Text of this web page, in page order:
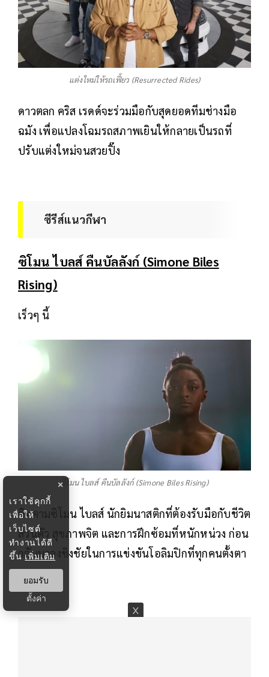
แต่งใหม่ให้รถเฟี้ยว (Resurrected Rides)
ดาวตลก คริส เรดด์จะร่วมมือกับสุดยอดทีมช่างมือ
ฉมัง เพื่อแปลงโฉมรถสภาพเยินให้กลายเป็นรถที่
ปรับแต่งใหม่จนสวยปิ๊ง
ซีรีส์แนวกีฬา
ซิโมน ไบลส์ คืนบัลลังก์ (Simone Biles
Rising)
เร็วๆ นี้
ซิโมน ไบลส์ คืนบัลลังก์ (Simone Biles Rising)
ติดตามซิโมน ไบลส์ นักยิมนาสติกที่ต้องรับมือกับชีวิต
ส่วนตัว สุขภาพจิต และการฝึกซ้อมที่หนักหน่วง ก่อน
กลับมาลงชิงชัยในการแข่งขันโอลิมปิกที่ทุกคนตั้งตา
รอ
×
เราใช้คุกกี้
เพื่อให้
เว็บไซต์
ทำงานได้ดี
ขึ้นเพิ่มเติม
ยอมรับ
ตั้งค่า